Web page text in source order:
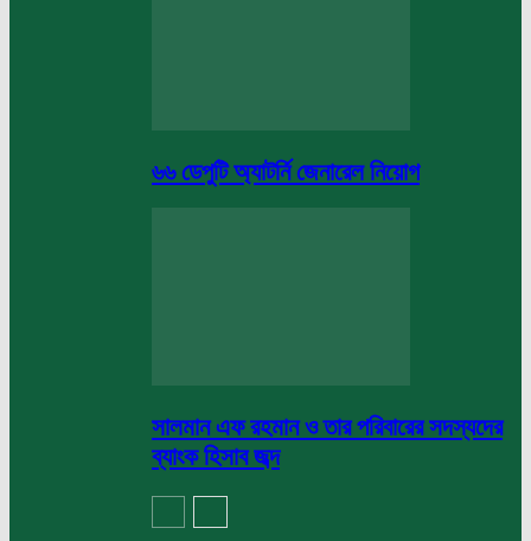
৬৬ ডেপুটি অ্যাটর্নি জেনারেল নিয়োগ
সালমান এফ রহমান ও তার পরিবারের সদস্যদের
ব্যাংক হিসাব জব্দ